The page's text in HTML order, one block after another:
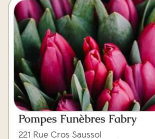
Pompes Funèbres Fabry
221 Rue Cros Saussol